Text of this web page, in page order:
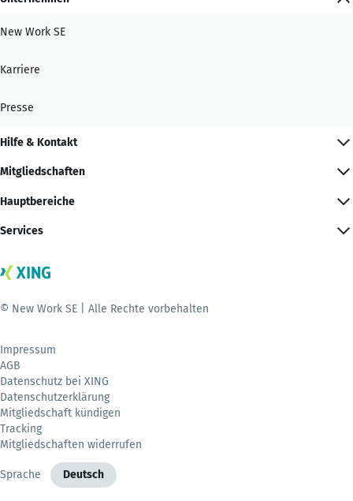
New Work SE
Karriere
Presse
Hilfe & Kontakt
Mitgliedschaften
Hauptbereiche
Services
© New Work SE | Alle Rechte vorbehalten
Impressum
AGB
Datenschutz bei XING
Datenschutzerklärung
Mitgliedschaft kündigen
Tracking
Mitgliedschaften widerrufen
Sprache Deutsch